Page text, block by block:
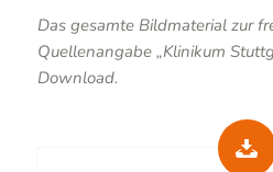
Das gesamte Bildmaterial zur
Quellenangabe „Klinikum
Download.